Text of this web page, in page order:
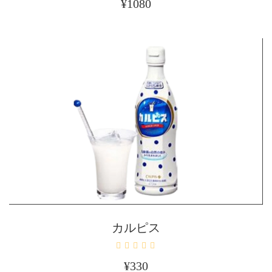
¥1080
カートに入れる
カルピス
¥330